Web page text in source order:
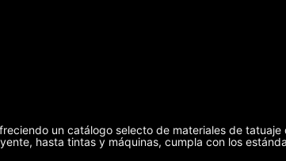
un catálogo selecto de materiales de
hasta tintas y máquinas, cumpla con los